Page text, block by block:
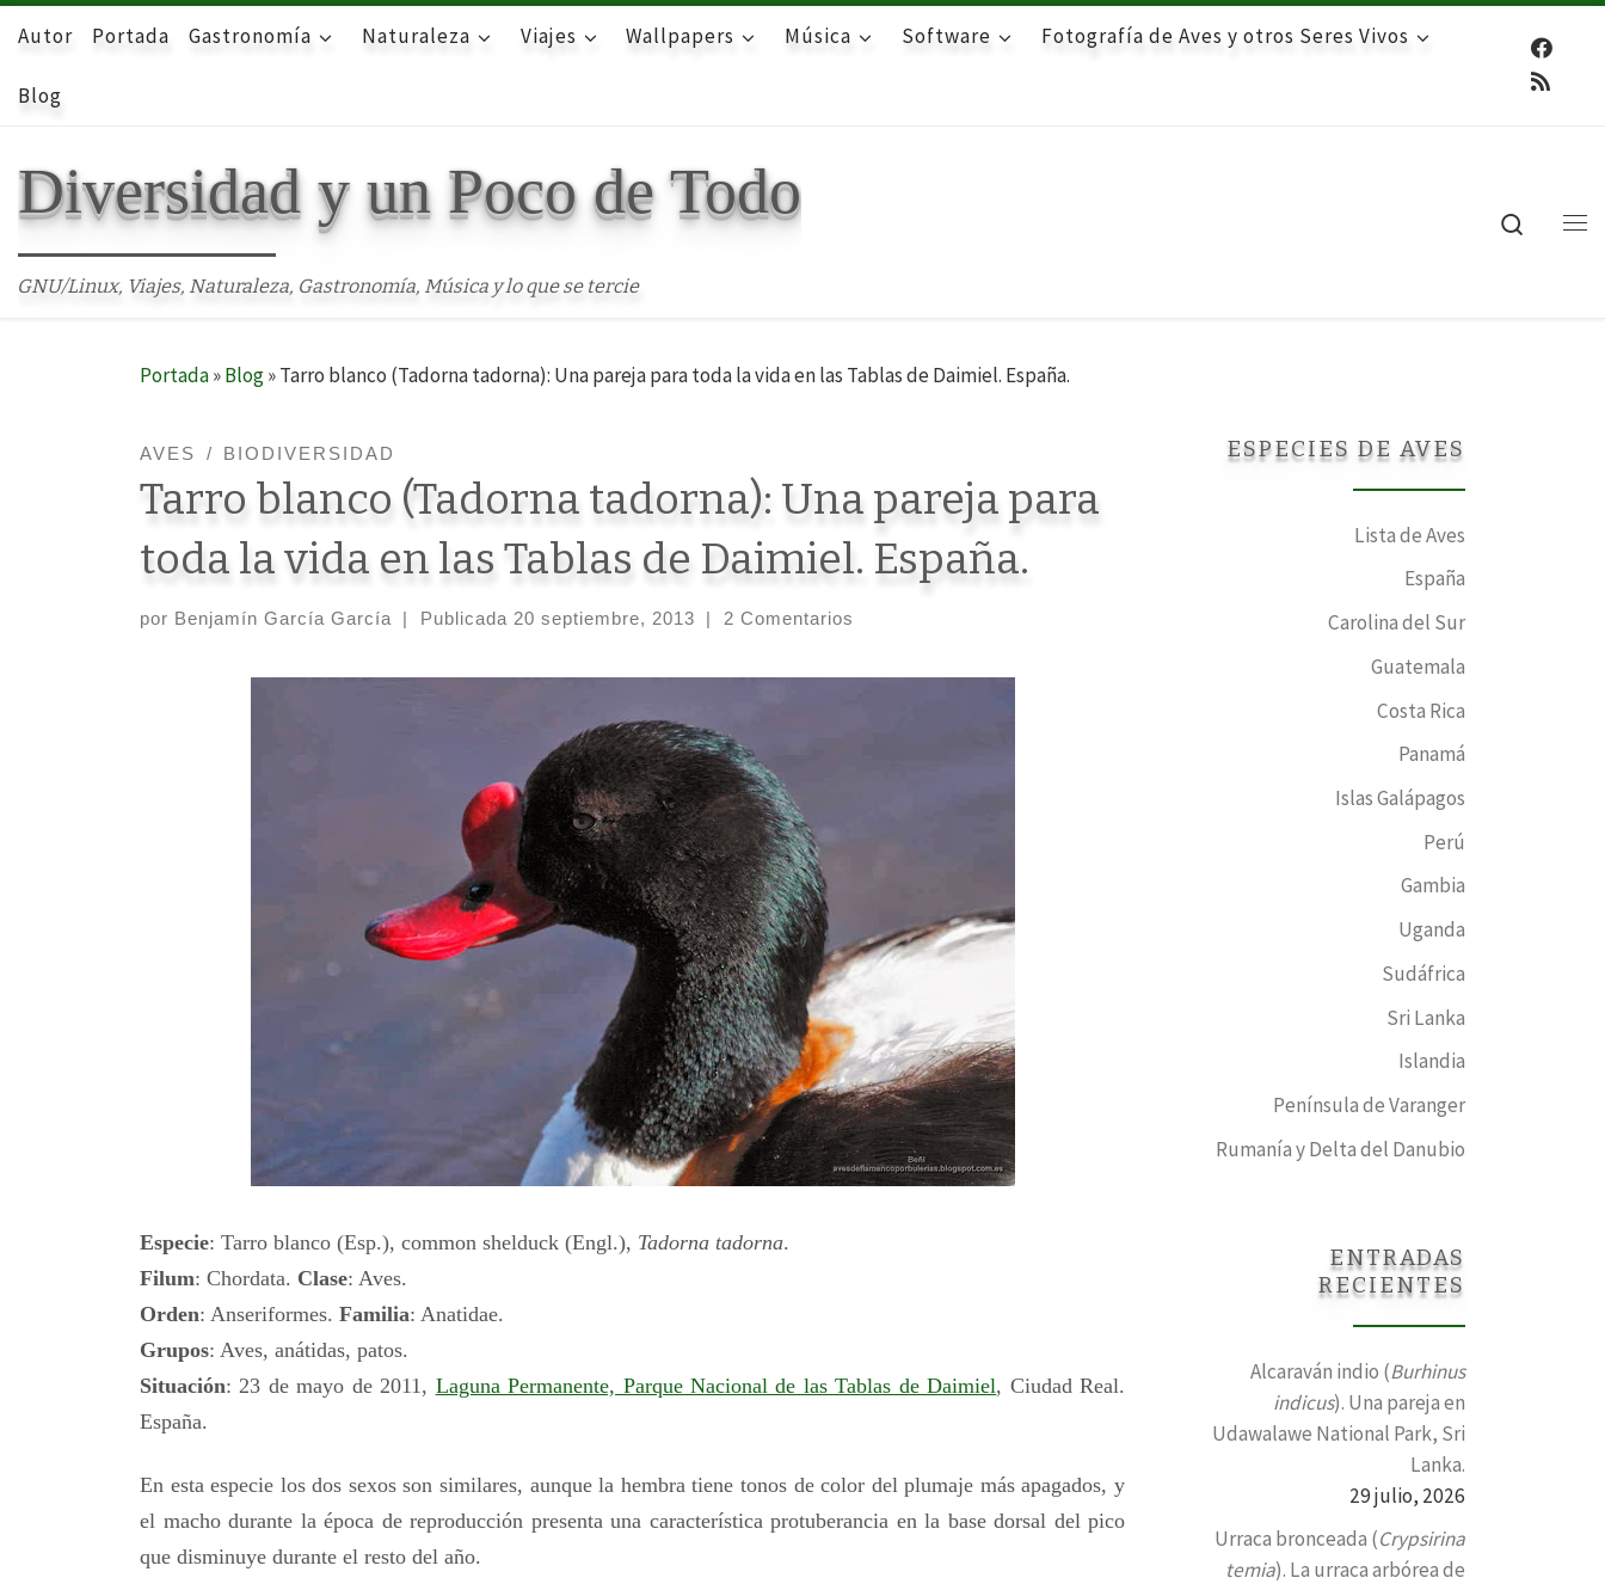
Skip to content
Autor Portada Gastronomía Naturaleza Viajes Wallpapers Música Software Fotografía de Aves y otros Seres Vivos
Blog
Diversidad y un Poco de Todo
GNU/Linux, Viajes, Naturaleza, Gastronomía, Música y lo que se tercie
Search
Portada»Blog»Tarro blanco (Tadorna tadorna): Una pareja para toda la vida en las Tablas de Daimiel. España.
AVES BIODIVERSIDAD
Tarro blanco (Tadorna tadorna): Una pareja para
toda la vida en las Tablas de Daimiel. España.
por Benjamín García García | Publicada 20 septiembre, 2013 | 2 Comentarios
Especie: Tarro blanco (Esp.), common shelduck (Engl.), Tadorna tadorna.
Filum: Chordata. Clase: Aves.
Orden: Anseriformes. Familia: Anatidae.
Grupos: Aves, anátidas, patos.
Situación: 23 de mayo de 2011, Laguna Permanente, Parque Nacional de las Tablas de Daimiel, Ciudad Real.
España.
En esta especie los dos sexos son similares, aunque la hembra tiene tonos de color del plumaje más apagados, y
el macho durante la época de reproducción presenta una característica protuberancia en la base dorsal del pico
que disminuye durante el resto del año.
ESPECIES DE AVES
Lista de Aves
España
Carolina del Sur
Guatemala
Costa Rica
Panamá
Islas Galápagos
Perú
Gambia
Uganda
Sudáfrica
Sri Lanka
Islandia
Península de Varanger
Rumanía y Delta del Danubio
ENTRADAS
RECIENTES
Alcaraván indio (Burhinus
indicus). Una pareja en
Udawalawe National Park, Sri
Lanka.
29 julio, 2026
Urraca bronceada (Crypsirina
temia). La urraca arbórea de